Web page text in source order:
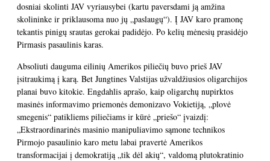
dosniai skolinti JAV vyriausybei (kartu paversdami ją amžina
skolininke ir priklausoma nuo jų „paslaugų“). Į JAV karo pramonę
tekantis pinigų srautas gerokai padidėjo. Po kelių mėnesių prasidėjo
Pirmasis pasaulinis karas.
Absoliuti dauguma eilinių Amerikos piliečių buvo prieš JAV
įsitraukimą į karą. Bet Jungtines Valstijas užvaldžiusios oligarchijos
planai buvo kitokie. Engdahlis aprašo, kaip oligarchų nupirktos
masinės informavimo priemonės demonizavo Vokietiją, „plovė
smegenis“ patikliems piliečiams ir kūrė „priešo“ įvaizdį:
„Ekstraordinarinės masinio manipuliavimo sąmone technikos
Pirmojo pasaulinio karo metu labai pravertė Amerikos
transformacijai į demokratiją „tik dėl akių“, valdomą plutokratinio